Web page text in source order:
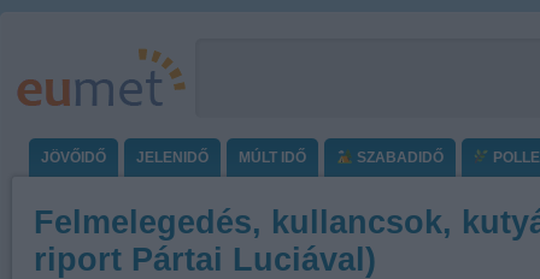
JÖVŐIDŐ JELENIDŐ MÚLT IDŐ SZABADIDŐ
Felmelegedés, kullancsok,
riport Pártai Luciával)